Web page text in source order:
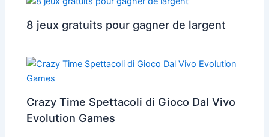
8 jeux gratuits pour gagner de largent
Crazy Time Spettacoli di Gioco Dal Vivo
Evolution Games